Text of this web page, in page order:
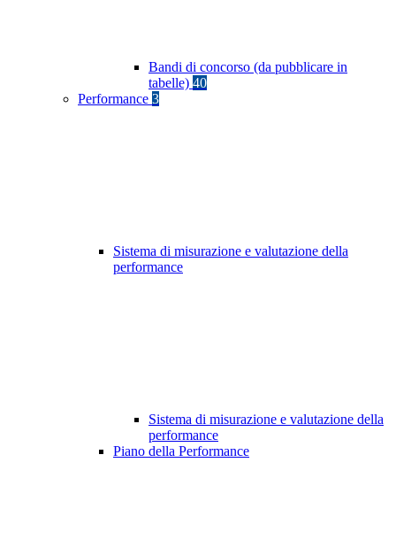
Bandi di concorso (da pubblicare in
tabelle) 40
Performance 3
Sistema di misurazione e valutazione della
performance
Sistema di misurazione e valutazione della
performance
Piano della Performance